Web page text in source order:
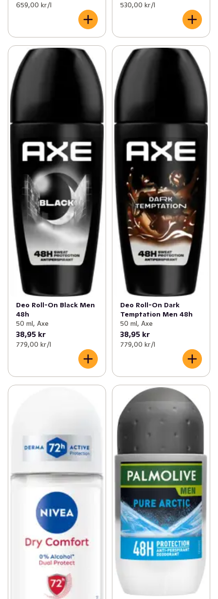
659,00 kr /l 530,00 kr /l
Deo Roll-On Black Men
48h
50 ml, Axe
38,95 kr
779,00 kr /l
Deo Roll-On Dark
Temptation Men 48h
50 ml, Axe
38,95 kr
779,00 kr /l